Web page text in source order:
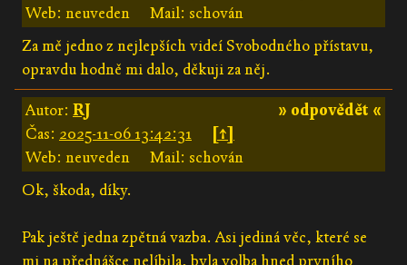
Web: neuveden
Mail: schován
Za mě jedno z nejlepších videí Svobodného přístavu,
opravdu hodně mi dalo, děkuji za něj.
» odpovědět «
Autor: RJ
Čas: 2025-11-06 13:42:31
[↑]
Web: neuveden
Mail: schován
Ok, škoda, díky.
Pak ještě jedna zpětná vazba. Asi jediná věc, které se
mi na přednášce nelíbila, byla volba hned prvního